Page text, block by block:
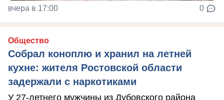
вчера в 17:00 0
Общество
Собрал коноплю и хранил на летней
кухне: жителя Ростовской области
задержали с наркотиками
У 27-летнего мужчины из Дубовского района